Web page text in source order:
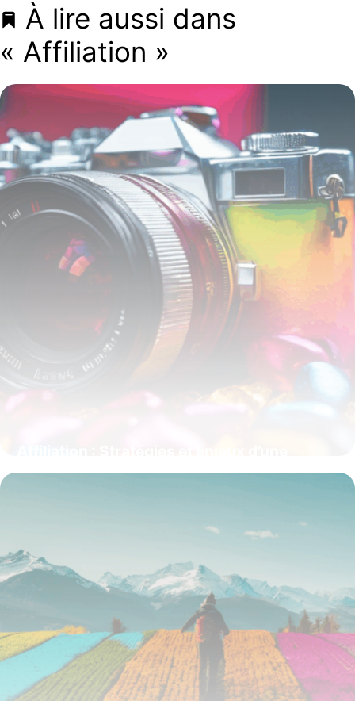
À lire aussi dans
« Affiliation »
source de revenus digitale incontournable